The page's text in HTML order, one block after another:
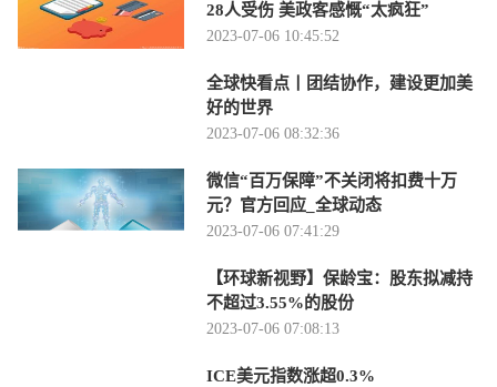
28人受伤 美政客感慨“太疯狂”
2023-07-06 10:45:52
全球快看点丨团结协作，建设更加美
好的世界
2023-07-06 08:32:36
微信“百万保障”不关闭将扣费十万
元？官方回应_全球动态
2023-07-06 07:41:29
【环球新视野】保龄宝：股东拟减持
不超过3.55%的股份
2023-07-06 07:08:13
ICE美元指数涨超0.3%